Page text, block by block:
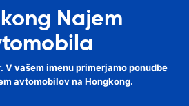
Najem
V vašem imenu primerjamo ponudbe
avtomobilov na Hongkong.